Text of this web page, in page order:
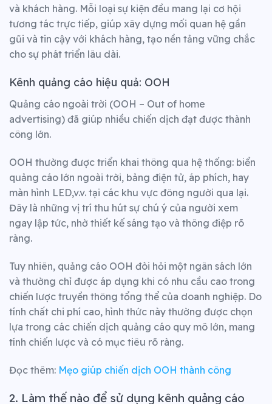
và khách hàng. Mỗi loại sự kiện đều mang lại cơ hội
tương tác trực tiếp, giúp xây dựng mối quan hệ gần
gũi và tin cậy với khách hàng, tạo nền tảng vững chắc
cho sự phát triển lâu dài.
Kênh quảng cáo hiệu quả: OOH
Quảng cáo ngoài trời (OOH – Out of home
advertising) đã giúp nhiều chiến dịch đạt được thành
công lớn.
OOH thường được triển khai thông qua hệ thống: biển
quảng cáo lớn ngoài trời, bảng điện tử, áp phích, hay
màn hình LED,v.v. tại các khu vực đông người qua lại.
Đây là những vị trí thu hút sự chú ý của người xem
ngay lập tức, nhờ thiết kế sáng tạo và thông điệp rõ
ràng.
Tuy nhiên, quảng cáo OOH đòi hỏi một ngân sách lớn
và thường chỉ được áp dụng khi có nhu cầu cao trong
chiến lược truyền thông tổng thể của doanh nghiệp. Do
tính chất chi phí cao, hình thức này thường được chọn
lựa trong các chiến dịch quảng cáo quy mô lớn, mang
tính chiến lược và có mục tiêu rõ ràng.
Đọc thêm: Mẹo giúp chiến dịch OOH thành công
2. Làm thế nào để sử dụng kênh quảng cáo